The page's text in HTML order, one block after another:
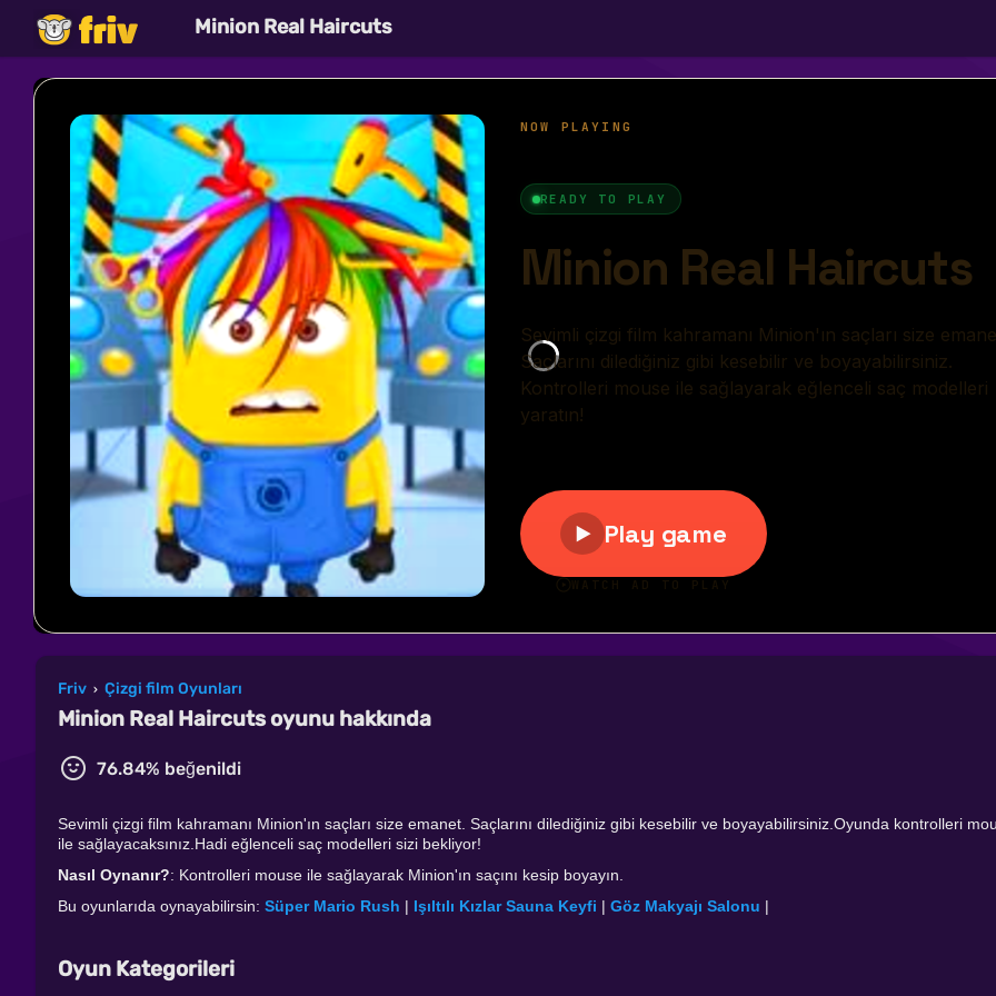
Minion Real Haircuts
Friv › Çizgi film Oyunları
Minion Real Haircuts oyunu hakkında
76.84% beğenildi
Sevimli çizgi film kahramanı Minion'ın saçları size emanet. Saçlarını dilediğiniz gibi kesebilir ve boyayabilirsiniz.Oyunda kontrolleri
ile sağlayacaksınız.Hadi eğlenceli saç modelleri sizi bekliyor!
Nasıl Oynanır?: Kontrolleri mouse ile sağlayarak Minion'ın saçını kesip boyayın.
Bu oyunlarıda oynayabilirsin: Süper Mario Rush | Işıltılı Kızlar Sauna Keyfi | Göz Makyajı Salonu |
Oyun Kategorileri